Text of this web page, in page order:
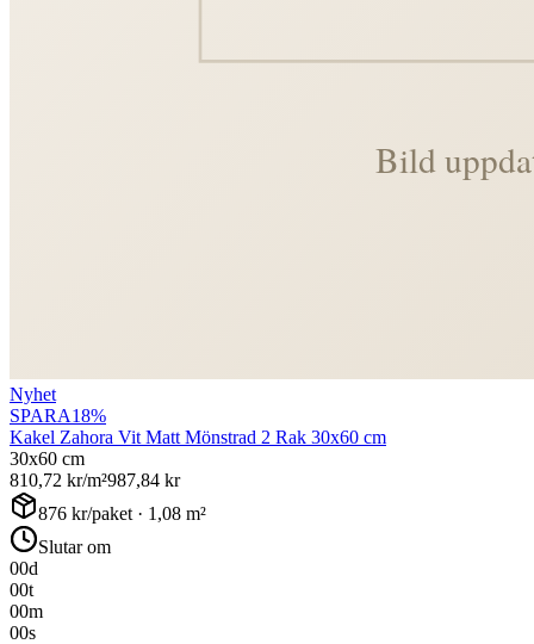
Nyhet
SPARA18%
Kakel Zahora Vit Matt Mönstrad 2 Rak 30x60 cm
30x60 cm
810,72 kr/m²987,84 kr
876 kr/paket · 1,08 m²
Slutar om
00d
00t
00m
00s